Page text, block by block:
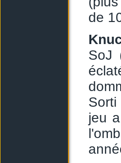
de
SoJ
jeu